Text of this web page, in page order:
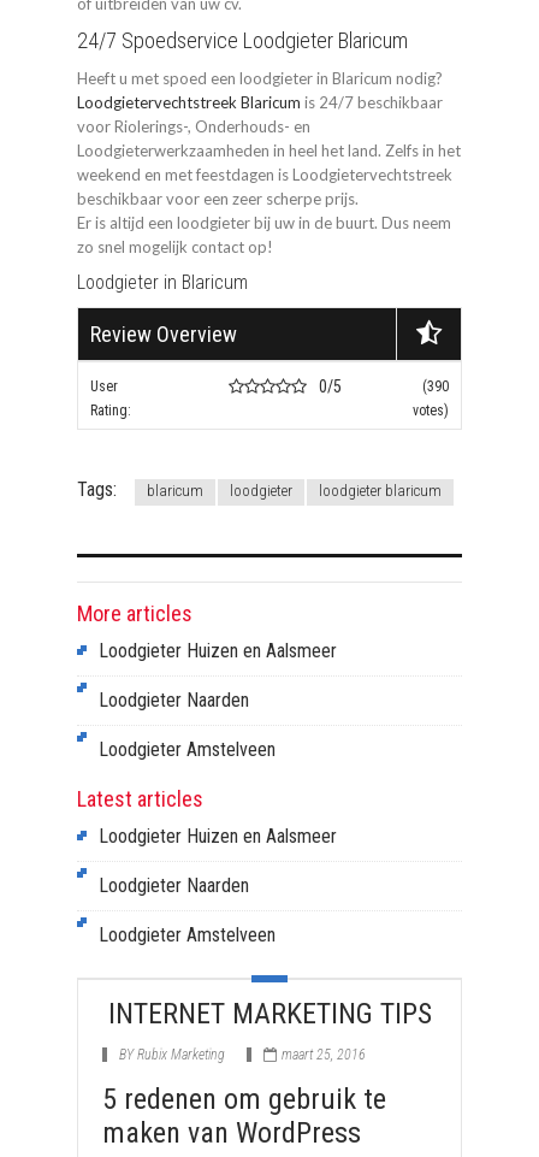
24/7 Spoedservice Loodgieter Blaricum
Heeft u met spoed een loodgieter in Blaricum nodig?
Loodgietervechtstreek Blaricum is 24/7 beschikbaar
voor Riolerings-, Onderhouds- en
Loodgieterwerkzaamheden in heel het land. Zelfs in het
weekend en met feestdagen is Loodgietervechtstreek
beschikbaar voor een zeer scherpe prijs.
Er is altijd een loodgieter bij uw in de buurt. Dus neem
zo snel mogelijk contact op!
Loodgieter in Blaricum
Review Overview
User
Rating:
0/5
(390
votes)
Tags: blaricum loodgieter loodgieter blaricum
More articles
Loodgieter Huizen en Aalsmeer
Loodgieter Naarden
Loodgieter Amstelveen
Latest articles
Loodgieter Huizen en Aalsmeer
Loodgieter Naarden
Loodgieter Amstelveen
INTERNET MARKETING TIPS
BYRubix Marketing maart 25, 2016
5 redenen om gebruik te
maken van WordPress